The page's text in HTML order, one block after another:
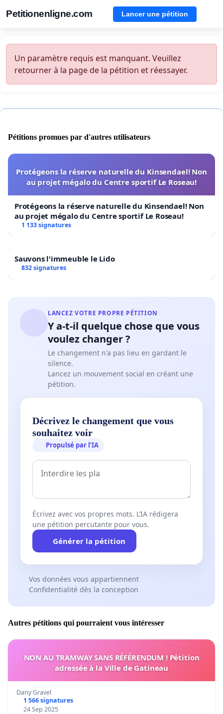
Petitionenligne.com Lancer une pétition
Un paramètre requis est manquant. Veuillez
retourner à la page de la pétition et réessayer.
Pétitions promues par d'autres utilisateurs
Protégeons la réserve naturelle du Kinsendael! Non
au projet mégalo du Centre sportif Le Roseau!
Protégeons la réserve naturelle du Kinsendael! Non
au projet mégalo du Centre sportif Le Roseau!
1 133 signatures
Sauvons l'immeuble le Lido
832 signatures
LANCEZ VOTRE PROPRE PÉTITION
Y a-t-il quelque chose que vous
voulez changer ?
Le changement n'a pas lieu en gardant le
silence.
Lancez un mouvement social en créant une
pétition.
Décrivez le changement que vous
souhaitez voir
Propulsé par l’IA
Écrivez avec vos propres mots. L’IA rédigera
une pétition percutante pour vous.
Générer la pétition
Vos données vous appartiennent
Confidentialité dès la conception
Autres pétitions qui pourraient vous intéresser
NON AU TRAMWAY SANS RÉFÉRENDUM ! Pétition
adressée à la Ville de Gatineau
Dany Gravel
1 566 signatures
24 Sep 2025